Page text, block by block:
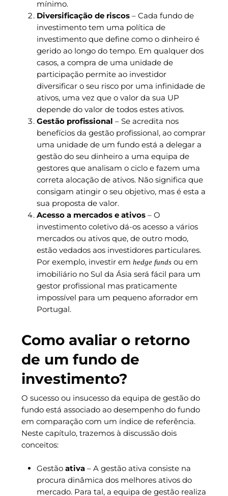
mínimo.
Diversificação de riscos– Cada fundo de
investimento tem uma política de
investimento que define como o dinheiro é
gerido ao longo do tempo. Em qualquer dos
casos, a compra de uma unidade de
participação permite ao investidor
diversificar o seu risco por uma infinidade de
ativos, uma vez que o valor da sua UP
depende do valor de todos estes ativos.
Gestão profissional – Se acredita nos
benefícios da gestão profissional, ao comprar
uma unidade de um fundo está a delegar a
gestão do seu dinheiro a uma equipa de
gestores que analisam o ciclo e fazem uma
correta alocação de ativos. Não significa que
consigam atingir o seu objetivo, mas é esta a
sua proposta de valor.
Acesso a mercados e ativos– O
investimento coletivo dá-os acesso a vários
mercados ou ativos que, de outro modo,
estão vedados aos investidores particulares.
Por exemplo, investir em hedge fundsou em
imobiliário no Sul da Ásia será fácil para um
gestor profissional mas praticamente
impossível para um pequeno aforrador em
Portugal.
Como avaliar o retorno
de um fundo de
investimento?
O sucesso ou insucesso da equipa de gestão do
fundo está associado ao desempenho do fundo
em comparação com um índice de referência.
Neste capítulo, trazemos à discussão dois
conceitos:
Gestão ativa– A gestão ativa consiste na
procura dinâmica dos melhores ativos do
mercado. Para tal, a equipa de gestão realiza